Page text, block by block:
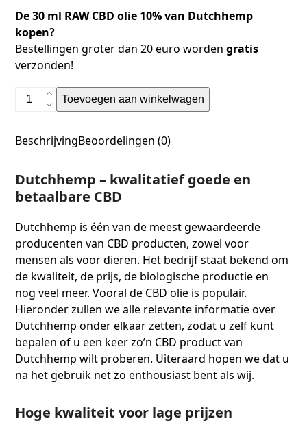
De 30 ml RAW CBD olie 10% van Dutchhemp
kopen?
Bestellingen groter dan 20 euro wordengratis
verzonden!
Toevoegen aan winkelwagen
BeschrijvingBeoordelingen (0)
Dutchhemp – kwalitatief goede en
betaalbare CBD
Dutchhemp is één van de meest gewaardeerde
producenten van CBD producten, zowel voor
mensen als voor dieren. Het bedrijf staat bekend om
de kwaliteit, de prijs, de biologische productie en
nog veel meer. Vooral de CBD olie is populair.
Hieronder zullen we alle relevante informatie over
Dutchhemp onder elkaar zetten, zodat u zelf kunt
bepalen of u een keer zo’n CBD product van
Dutchhemp wilt proberen. Uiteraard hopen we dat u
na het gebruik net zo enthousiast bent als wij.
Hoge kwaliteit voor lage prijzen